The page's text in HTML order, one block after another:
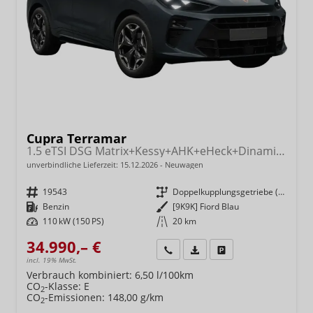
Cupra Terramar
1.5 eTSI DSG Matrix+Kessy+AHK+eHeck+Dinamica+CarPlay+eHeck+GV5
unverbindliche Lieferzeit: 15.12.2026 Neuwagen
Fahrzeugnr. 19543 Getriebe
Doppelkupplungsgetriebe (DSG)
Kraftstoff Benzin Außenfarbe [9K9K] Fiord Blau
Leistung 110 kW (150 PS) Kilometerstand 20 km
34.990,– €
incl. 19% MwSt.
Wir rufen Sie anFahrzeugexposé (PDF)
Verbrauch kombiniert: 6,50 l/100km
CO2-Klasse: E
CO2-Emissionen: 148,00 g/km